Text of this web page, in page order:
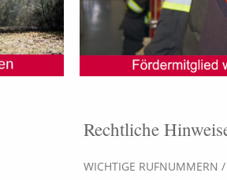
Rechtliche
WICHTIGE RUFNUMMERN